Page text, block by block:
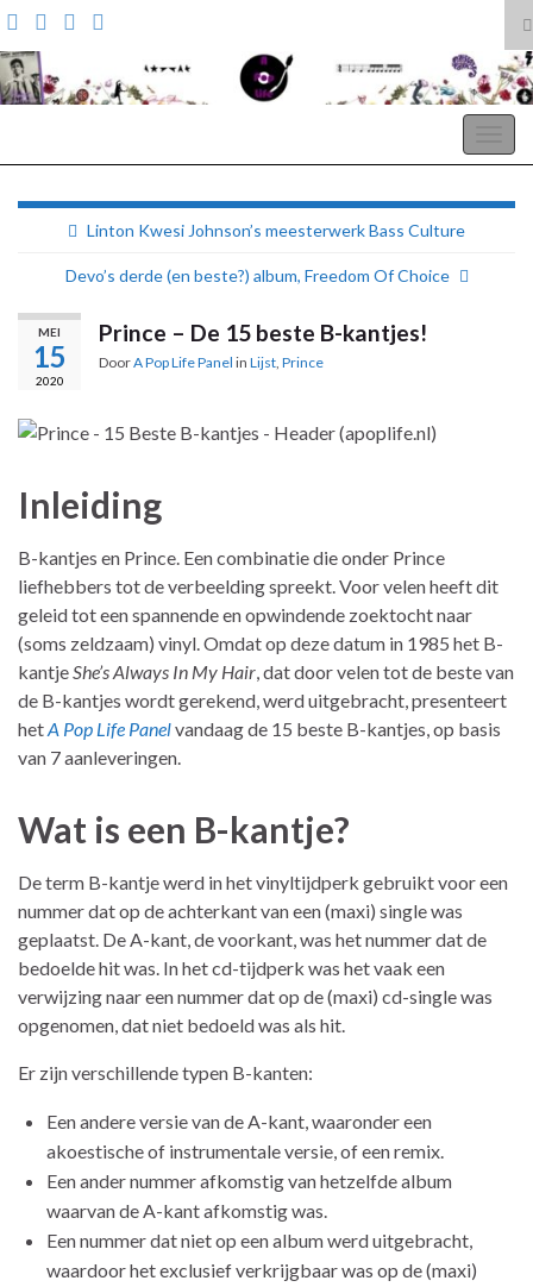
Search for:
Linton Kwesi Johnson’s meesterwerk Bass Culture
Devo’s derde (en beste?) album, Freedom Of Choice
MEI
15
2020
Prince – De 15 beste B-kantjes!
DoorA Pop Life Panel in Lijst, Prince
Inleiding
B-kantjes en Prince. Een combinatie die onder Prince
liefhebbers tot de verbeelding spreekt. Voor velen heeft dit
geleid tot een spannende en opwindende zoektocht naar
(soms zeldzaam) vinyl. Omdat op deze datum in 1985 het B-
kantjeShe’s Always In My Hair, dat door velen tot de beste van
de B-kantjes wordt gerekend, werd uitgebracht, presenteert
hetA Pop Life Panelvandaag de 15 beste B-kantjes, op basis
van 7 aanleveringen.
Wat is een B-kantje?
De term B-kantje werd in het vinyltijdperk gebruikt voor een
nummer dat op de achterkant van een (maxi) single was
geplaatst. De A-kant, de voorkant, was het nummer dat de
bedoelde hit was. In het cd-tijdperk was het vaak een
verwijzing naar een nummer dat op de (maxi) cd-single was
opgenomen, dat niet bedoeld was als hit.
Er zijn verschillende typen B-kanten:
Een andere versie van de A-kant, waaronder een
akoestische of instrumentale versie, of een remix.
Een ander nummer afkomstig van hetzelfde album
waarvan de A-kant afkomstig was.
Een nummer dat niet op een album werd uitgebracht,
waardoor het exclusief verkrijgbaar was op de (maxi)